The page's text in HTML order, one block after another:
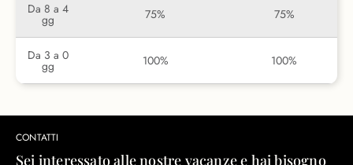
Da 8 a 4
gg 75% 75%
Da 3 a 0
gg 100% 100%
CONTATTI
Sei interessato alle nostre vacanze e hai bisogno